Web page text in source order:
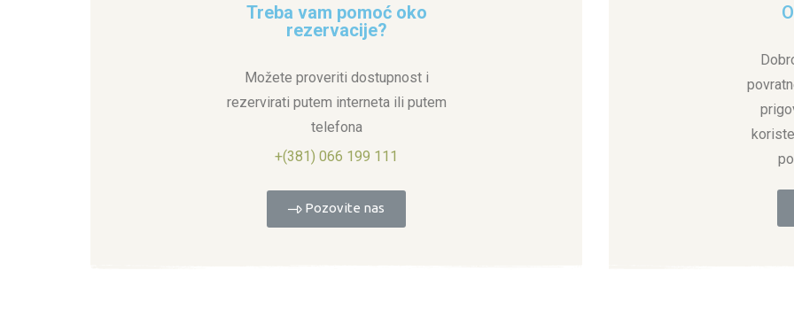
Treba vam pomoć oko
rezervacije?
Možete proveriti dostupnost i
rezervirati putem interneta ili putem
telefona
+(381) 066 199 111
Pozovite nas